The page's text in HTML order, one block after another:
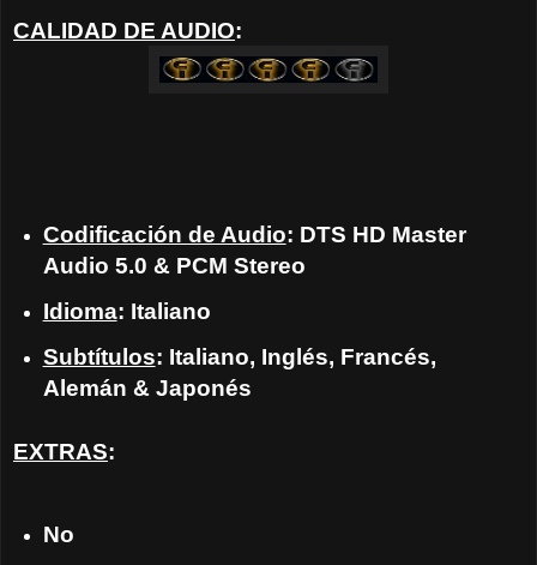
CALIDAD DE AUDIO:
Codificación de Audio: DTS HD Master
Audio 5.0 & PCM Stereo
Idioma: Italiano
Subtítulos: Italiano, Inglés, Francés,
Alemán & Japonés
EXTRAS:
No